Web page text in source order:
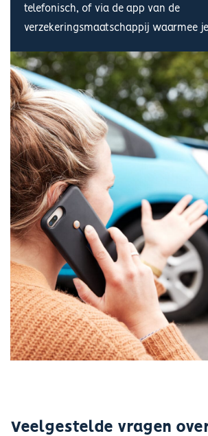
telefonisch, of via de app van de
verzekeringsmaatschappij waarmee
Veelgestelde vragen